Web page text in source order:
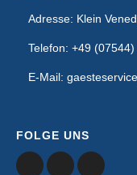
Adresse: Klein
Telefon: +49
E-Mail:
FOLGE UNS